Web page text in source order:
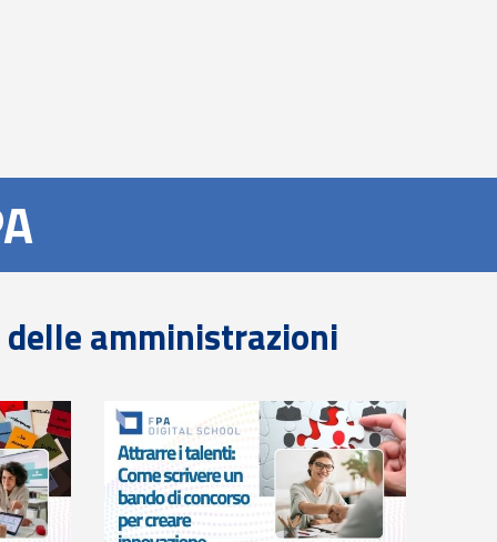
amministrazioni